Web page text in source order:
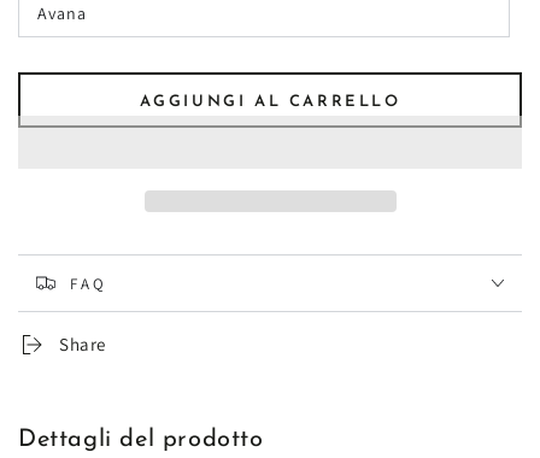
non
disponibile
Avana
Variante
esaurita
non
AGGIUNGI AL CARRELLO
FAQ
Share
Dettagli del prodotto